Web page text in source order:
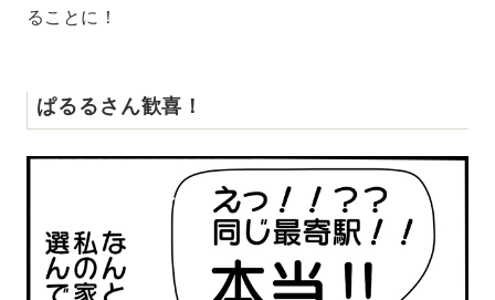
ることに！
ぱるるさん歓喜！